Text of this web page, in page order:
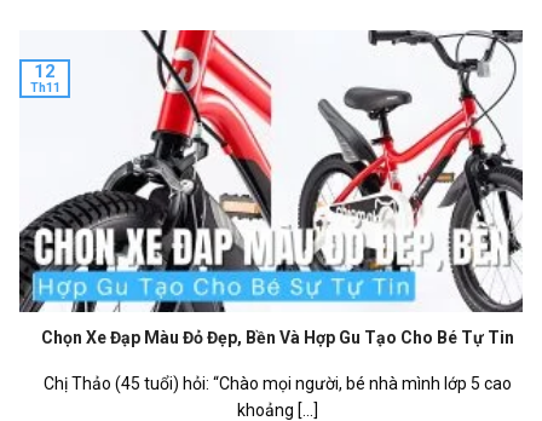
Chọn Xe Đạp Màu Đỏ Đẹp, Bền Và Hợp Gu Tạo Cho Bé Tự Tin
Chị Thảo (45 tuổi) hỏi: “Chào mọi người, bé nhà mình lớp 5 cao
khoảng [...]
12
Th11